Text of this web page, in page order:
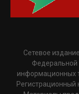
Сетевое
Федеральной
информационных
Регистрационный